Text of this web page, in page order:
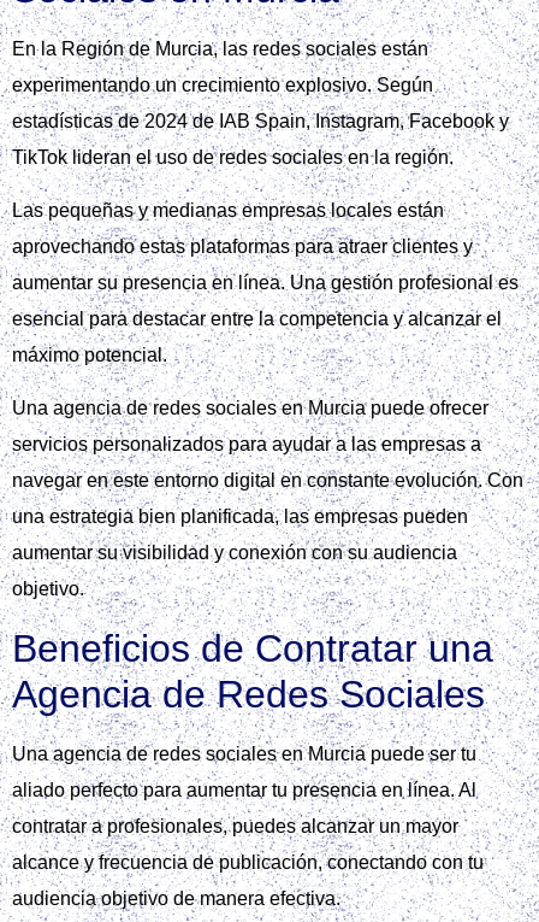
En la Región de Murcia, las redes sociales están
experimentando un crecimiento explosivo. Según
estadísticas de 2024 de IAB Spain, Instagram, Facebook y
TikTok lideran el uso de redes sociales en la región.
Las pequeñas y medianas empresas locales están
aprovechando estas plataformas para atraer clientes y
aumentar su presencia en línea. Una gestión profesional es
esencial para destacar entre la competencia y alcanzar el
máximo potencial.
Una agencia de redes sociales en Murcia puede ofrecer
servicios personalizados para ayudar a las empresas a
navegar en este entorno digital en constante evolución. Con
una estrategia bien planificada, las empresas pueden
aumentar su visibilidad y conexión con su audiencia
objetivo.
Beneficios de Contratar una
Agencia de Redes Sociales
Una agencia de redes sociales en Murcia puede ser tu
aliado perfecto para aumentar tu presencia en línea. Al
contratar a profesionales, puedes alcanzar un mayor
alcance y frecuencia de publicación, conectando con tu
audiencia objetivo de manera efectiva.